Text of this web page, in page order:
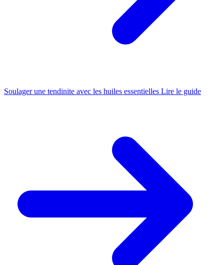
Soulager une tendinite avec les huiles essentielles Lire le guide